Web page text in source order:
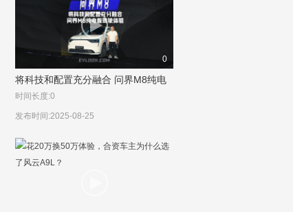
0
将科技和配置充分融合 问界M8纯电
时间长度:0
发布时间:2025-08-25